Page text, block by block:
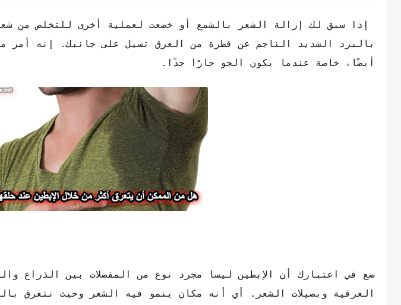
إذا سبق لك إزالة الشعر بالشمع أو خضعت لعملية أخرى للتخلص من
بالبرد الشديد الناجم عن قطرة من العرق تسيل على جانبك. إنه أمر
أيضًا، خاصة عندما يكون الجو حارًا جدًا.
ضع في اعتبارك أن الإبطين ليسا مجرد نوع من المفصلات بين الذراع
العرقية وبصيلات الشعر. أي أنه مكان ينمو فيه الشعر وحيث نتعرق